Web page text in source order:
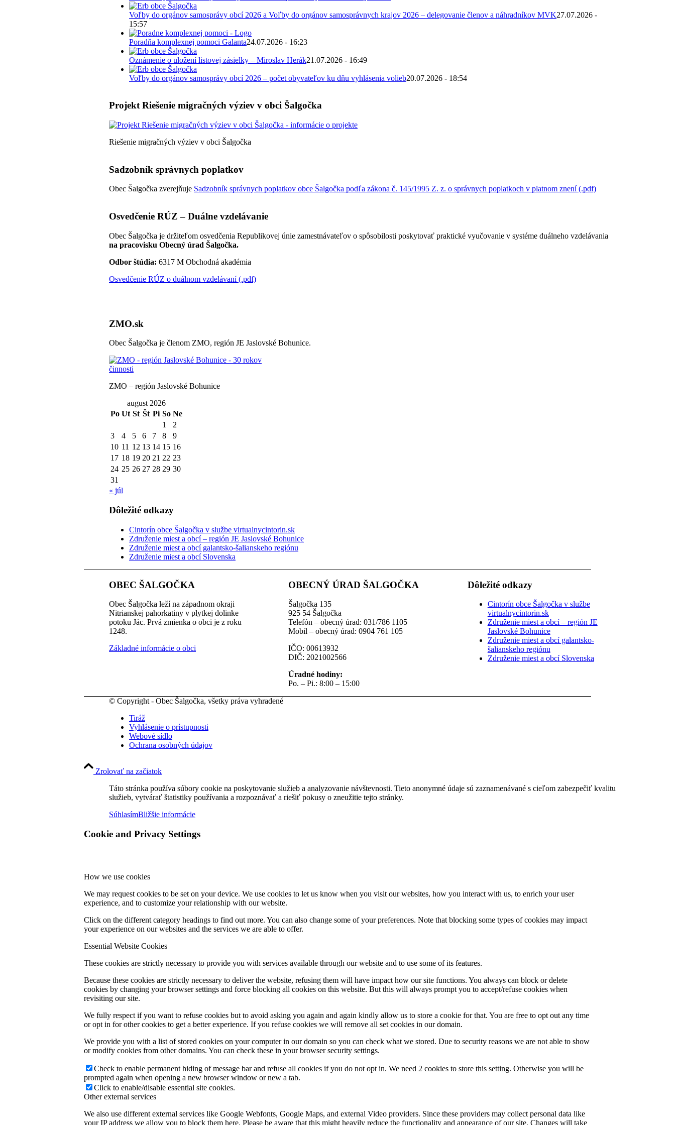
Voľby do orgánov samosprávy obcí 2026 a Voľby do orgánov samosprávnych krajov 2026 – delegovanie členov a náhradníkov MVK27.07.2026 -
15:57
Poradňa komplexnej pomoci Galanta24.07.2026 - 16:23
Oznámenie o uložení listovej zásielky – Miroslav Herák21.07.2026 - 16:49
Voľby do orgánov samosprávy obcí 2026 – počet obyvateľov ku dňu vyhlásenia volieb20.07.2026 - 18:54
Projekt Riešenie migračných výziev v obci Šalgočka
Riešenie migračných výziev v obci Šalgočka
Sadzobník správnych poplatkov
Obec Šalgočka zverejňuje Sadzobník správnych poplatkov obce Šalgočka podľa zákona č. 145/1995 Z. z. o správnych poplatkoch v platnom znení (.pdf)
Osvedčenie RÚZ – Duálne vzdelávanie
Obec Šalgočka je držiteľom osvedčenia Republikovej únie zamestnávateľov o spôsobilosti poskytovať praktické vyučovanie v systéme duálneho vzdelávania
na pracovisku Obecný úrad Šalgočka.
Odbor štúdia: 6317 M Obchodná akadémia
Osvedčenie RÚZ o duálnom vzdelávaní (.pdf)
ZMO.sk
Obec Šalgočka je členom ZMO, región JE Jaslovské Bohunice.
ZMO – región Jaslovské Bohunice
august 2026
Po Ut St Št Pi So Ne
1
2
3
4 5 6 7 8
9
10 11 12 13 14 15 16
17 18 19 20 21 22 23
24 25 26 27 28 29 30
31
« júl
Dôležité odkazy
Cintorín obce Šalgočka v službe virtualnycintorin.sk
Združenie miest a obcí – región JE Jaslovské Bohunice
Združenie miest a obcí galantsko-šalianskeho regiónu
Združenie miest a obcí Slovenska
OBEC ŠALGOČKA
Obec Šalgočka leží na západnom okraji
Nitrianskej pahorkatiny v plytkej dolinke
potoku Jác. Prvá zmienka o obci je z roku
1248.
Základné informácie o obci
OBECNÝ ÚRAD ŠALGOČKA
Šalgočka 135
925 54 Šalgočka
Telefón – obecný úrad: 031/786 1105
Mobil – obecný úrad: 0904 761 105
IČO: 00613932
DIČ: 2021002566
Úradné hodiny:
Po. – Pi.: 8:00 – 15:00
Dôležité odkazy
Cintorín obce Šalgočka v službe
virtualnycintorin.sk
Združenie miest a obcí – región JE
Jaslovské Bohunice
Združenie miest a obcí galantsko-
šalianskeho regiónu
Združenie miest a obcí Slovenska
© Copyright - Obec Šalgočka, všetky práva vyhradené
Tiráž
Vyhlásenie o prístupnosti
Webové sídlo
Ochrana osobných údajov
Zrolovať na začiatok
Táto stránka používa súbory cookie na poskytovanie služieb a analyzovanie návštevnosti. Tieto anonymné údaje sú zaznamenávané s cieľom zabezpečiť kvalitu
služieb, vytvárať štatistiky používania a rozpoznávať a riešiť pokusy o zneužitie tejto stránky.
SúhlasímBližšie informácie
Cookie and Privacy Settings
How we use cookies
We may request cookies to be set on your device. We use cookies to let us know when you visit our websites, how you interact with us, to enrich your user
experience, and to customize your relationship with our website.
Click on the different category headings to find out more. You can also change some of your preferences. Note that blocking some types of cookies may impact
your experience on our websites and the services we are able to offer.
Essential Website Cookies
These cookies are strictly necessary to provide you with services available through our website and to use some of its features.
Because these cookies are strictly necessary to deliver the website, refusing them will have impact how our site functions. You always can block or delete
cookies by changing your browser settings and force blocking all cookies on this website. But this will always prompt you to accept/refuse cookies when
revisiting our site.
We fully respect if you want to refuse cookies but to avoid asking you again and again kindly allow us to store a cookie for that. You are free to opt out any time
or opt in for other cookies to get a better experience. If you refuse cookies we will remove all set cookies in our domain.
We provide you with a list of stored cookies on your computer in our domain so you can check what we stored. Due to security reasons we are not able to show
or modify cookies from other domains. You can check these in your browser security settings.
Check to enable permanent hiding of message bar and refuse all cookies if you do not opt in. We need 2 cookies to store this setting. Otherwise you will be
prompted again when opening a new browser window or new a tab.
Click to enable/disable essential site cookies.
Other external services
We also use different external services like Google Webfonts, Google Maps, and external Video providers. Since these providers may collect personal data like
your IP address we allow you to block them here. Please be aware that this might heavily reduce the functionality and appearance of our site. Changes will take